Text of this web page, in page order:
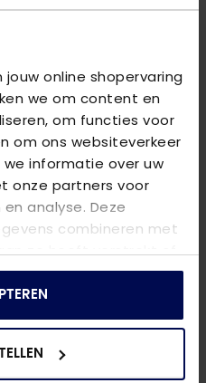
online shopervaring
we om content en
om functies voor
om ons websiteverkeer
informatie over uw
onze partners voor
analyse. Deze
combineren met
ze heeft verstrekt of
basis van uw gebruik
Miami
Napa barely
/ Cloud Dancer/Not
PINK+GREEN+RED+BLUE
Dancer/Pumice
Salmon / EMB.
/ Cloud Dancer/Silver
/ Cloud Dancer/Summer
Sunny dreams
Victorious/ Cloud
W. CLOUD DANCER